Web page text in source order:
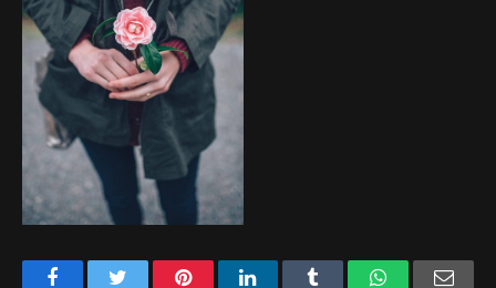
FacebookTwitter PinterestLinkedIn Tumblr WhatsApp